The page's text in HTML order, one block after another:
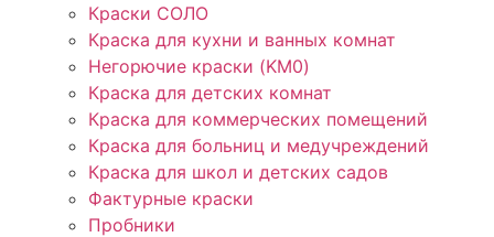
Краски СОЛО
Краска для кухни и ванных комнат
Негорючие краски (KM0)
Краска для детских комнат
Краска для коммерческих помещений
Краска для больниц и медучреждений
Краска для школ и детских садов
Фактурные краски
Пробники